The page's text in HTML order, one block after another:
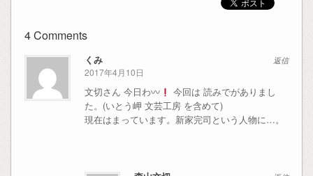
4 Comments
返信
くみ
2017年4月10日
文切さん 今日わ〰
今回は 読みでがありまし
た。(いとう岬 文芸工房 を含めて)
現在はまっています。新家完司という人物に…。